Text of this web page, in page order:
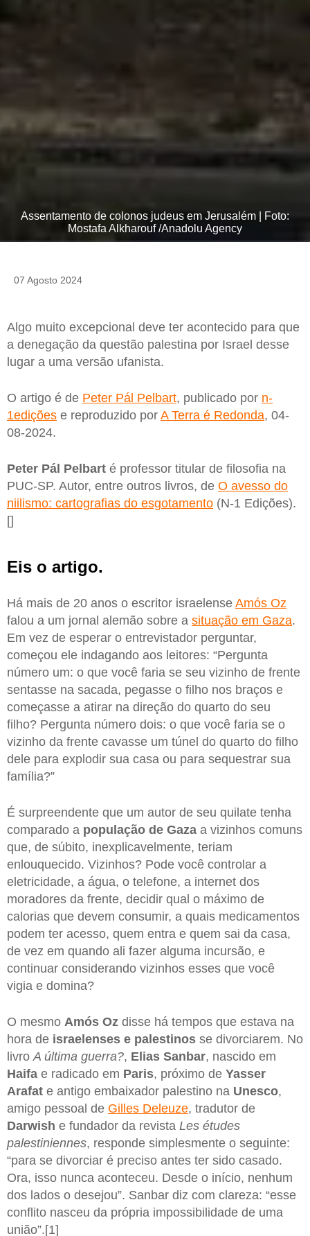
Assentamento de colonos judeus em Jerusalém | Foto:
Mostafa Alkharouf /Anadolu Agency
07 Agosto 2024
Algo muito excepcional deve ter acontecido para que
a denegação da questão palestina por Israel desse
lugar a uma versão ufanista.
O artigo é de Peter Pál Pelbart, publicado por n-
1edições e reproduzido por A Terra é Redonda, 04-
08-2024.
Peter Pál Pelbart é professor titular de filosofia na
PUC-SP. Autor, entre outros livros, de O avesso do
niilismo: cartografias do esgotamento (N-1 Edições).
[]
Eis o artigo.
Há mais de 20 anos o escritor israelense Amós Oz
falou a um jornal alemão sobre a situação em Gaza.
Em vez de esperar o entrevistador perguntar,
começou ele indagando aos leitores: “Pergunta
número um: o que você faria se seu vizinho de frente
sentasse na sacada, pegasse o filho nos braços e
começasse a atirar na direção do quarto do seu
filho? Pergunta número dois: o que você faria se o
vizinho da frente cavasse um túnel do quarto do filho
dele para explodir sua casa ou para sequestrar sua
família?”
É surpreendente que um autor de seu quilate tenha
comparado a população de Gaza a vizinhos comuns
que, de súbito, inexplicavelmente, teriam
enlouquecido. Vizinhos? Pode você controlar a
eletricidade, a água, o telefone, a internet dos
moradores da frente, decidir qual o máximo de
calorias que devem consumir, a quais medicamentos
podem ter acesso, quem entra e quem sai da casa,
de vez em quando ali fazer alguma incursão, e
continuar considerando vizinhos esses que você
vigia e domina?
O mesmo Amós Oz disse há tempos que estava na
hora de israelenses e palestinos se divorciarem. No
livro A última guerra?, Elias Sanbar, nascido em
Haifa e radicado em Paris, próximo de Yasser
Arafat e antigo embaixador palestino na Unesco,
amigo pessoal de Gilles Deleuze, tradutor de
Darwish e fundador da revista Les études
palestiniennes, responde simplesmente o seguinte:
“para se divorciar é preciso antes ter sido casado.
Ora, isso nunca aconteceu. Desde o início, nenhum
dos lados o desejou”. Sanbar diz com clareza: “esse
conflito nasceu da própria impossibilidade de uma
união”.[1]